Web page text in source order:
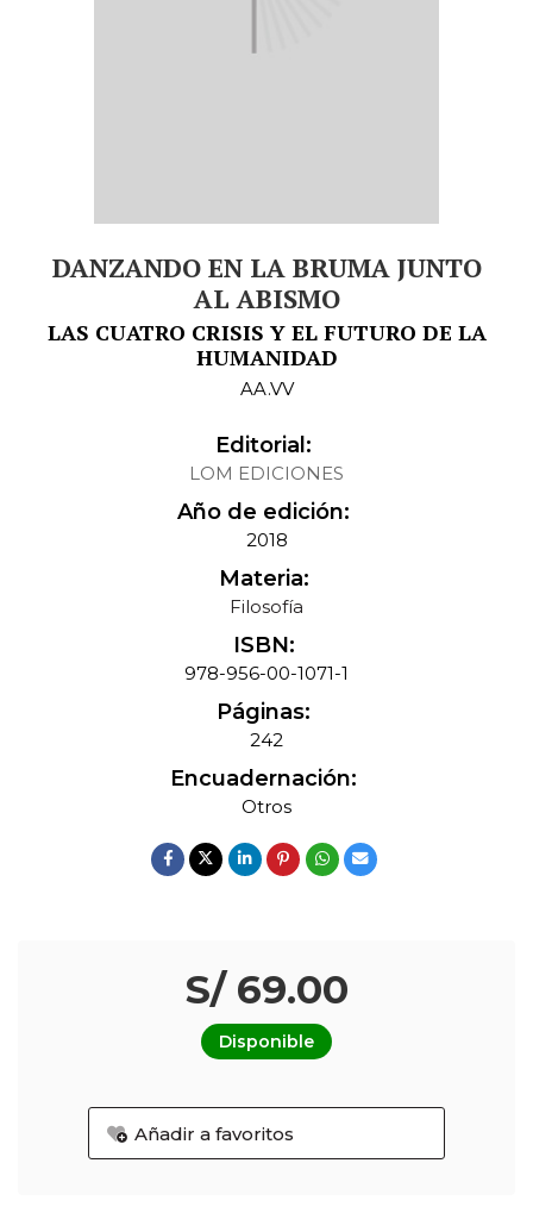
DANZANDO EN LA BRUMA JUNTO
AL ABISMO
LAS CUATRO CRISIS Y EL FUTURO DE LA
HUMANIDAD
AA.VV
Editorial:
LOM EDICIONES
Año de edición:
2018
Materia:
Filosofía
ISBN:
978-956-00-1071-1
Páginas:
242
Encuadernación:
Otros
S/ 69.00
Disponible
Añadir a favoritos